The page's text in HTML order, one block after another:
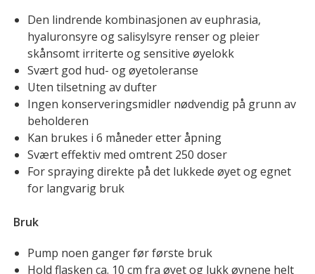
Den lindrende kombinasjonen av euphrasia,
hyaluronsyre og salisylsyre renser og pleier
skånsomt irriterte og sensitive øyelokk
Svært god hud- og øyetoleranse
Uten tilsetning av dufter
Ingen konserveringsmidler nødvendig på grunn av
beholderen
Kan brukes i 6 måneder etter åpning
Svært effektiv med omtrent 250 doser
For spraying direkte på det lukkede øyet og egnet
for langvarig bruk
Bruk
Pump noen ganger før første bruk
Hold flasken ca. 10 cm fra øyet og lukk øynene helt